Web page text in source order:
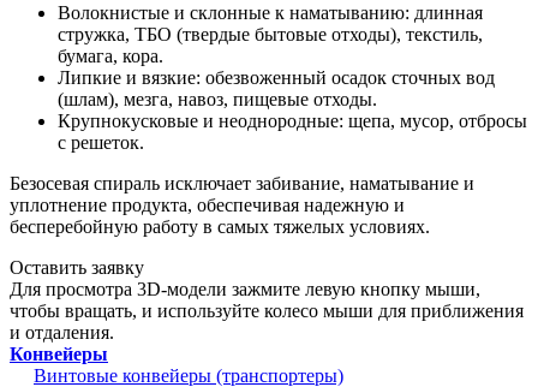
Волокнистые и склонные к наматыванию: длинная
стружка, ТБО (твердые бытовые отходы), текстиль,
бумага, кора.
Липкие и вязкие: обезвоженный осадок сточных вод
(шлам), мезга, навоз, пищевые отходы.
Крупнокусковые и неоднородные: щепа, мусор, отбросы
с решеток.
Безосевая спираль исключает забивание, наматывание и
уплотнение продукта, обеспечивая надежную и
бесперебойную работу в самых тяжелых условиях.
Оставить заявку
Для просмотра 3D-модели зажмите левую кнопку мыши,
чтобы вращать, и используйте колесо мыши для приближения
и отдаления.
Конвейеры
Винтовые конвейеры (транспортеры)